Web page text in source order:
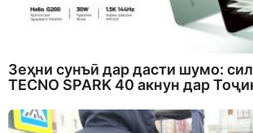
Зеҳни сунъӣ дар дасти шумо:
TECNO SPARK 40 акнун дар